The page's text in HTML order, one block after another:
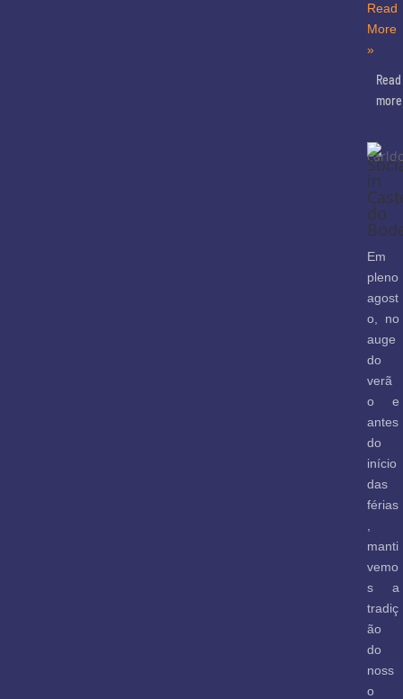
Read
More
»
Read
more
in
do
Em
pleno
agost
o, no
auge
do
verã
o e
antes
do
início
das
férias
manti
vemo
s a
tradiç
ão
do
noss
o